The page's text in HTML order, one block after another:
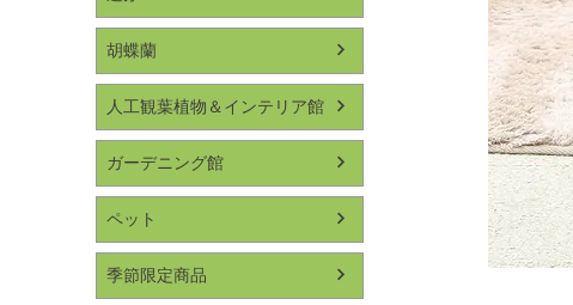
胡蝶蘭
人工観葉植物＆インテリア館
ガーデニング館
ペット
季節限定商品